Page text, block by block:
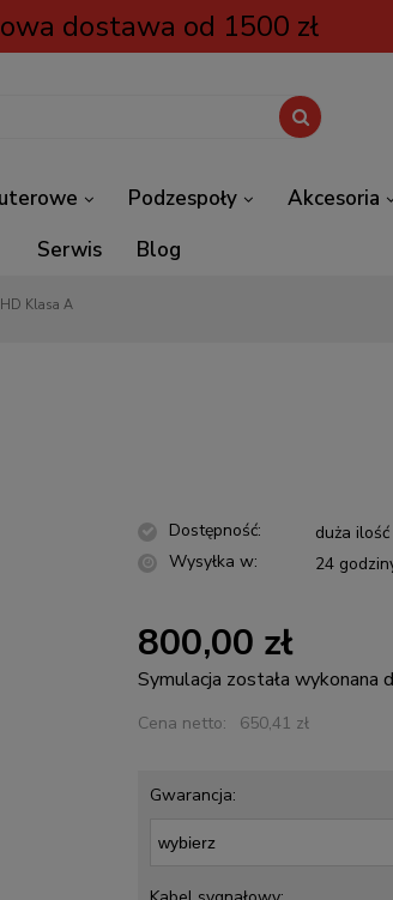
dostawa od 1500 zł
Podzespoły Akcesoria
Serwis
Blog
Klasa A
Dostępność:
duża ilość
Wysyłka w:
24
800,00 zł
Symulacja została
Cena netto: 650,41 zł
Gwarancja: